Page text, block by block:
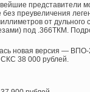
представители
преувеличения
от
под .366ТКМ.
новая версия —
38 000 рублей.